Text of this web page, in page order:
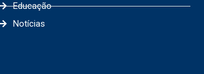
Educação
Notícias